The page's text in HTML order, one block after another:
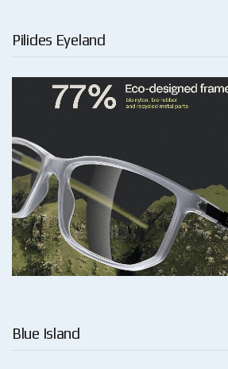
Pilides Eyeland
Blue Island